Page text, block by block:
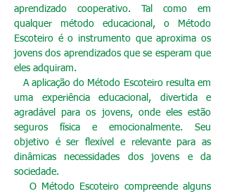
aprendizado cooperativo. Tal como em
qualquer método educacional, o Método
Escoteiro é o instrumento que aproxima os
jovens dos aprendizados que se esperam que
eles adquiram.
A aplicação do Método Escoteiro resulta em
uma experiência educacional, divertida e
agradável para os jovens, onde eles estão
seguros física e emocionalmente. Seu
objetivo é ser flexível e relevante para as
dinâmicas necessidades dos jovens e da
sociedade.
O Método Escoteiro compreende alguns